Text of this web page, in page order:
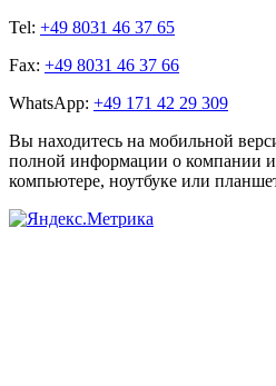
Tel: +49 8031 46 37 65
Fax: +49 8031 46 37 66
WhatsApp: +49 171 42 29 309
Вы находитесь на мобильной
полной информации о компании и
компьютере, ноутбуке или